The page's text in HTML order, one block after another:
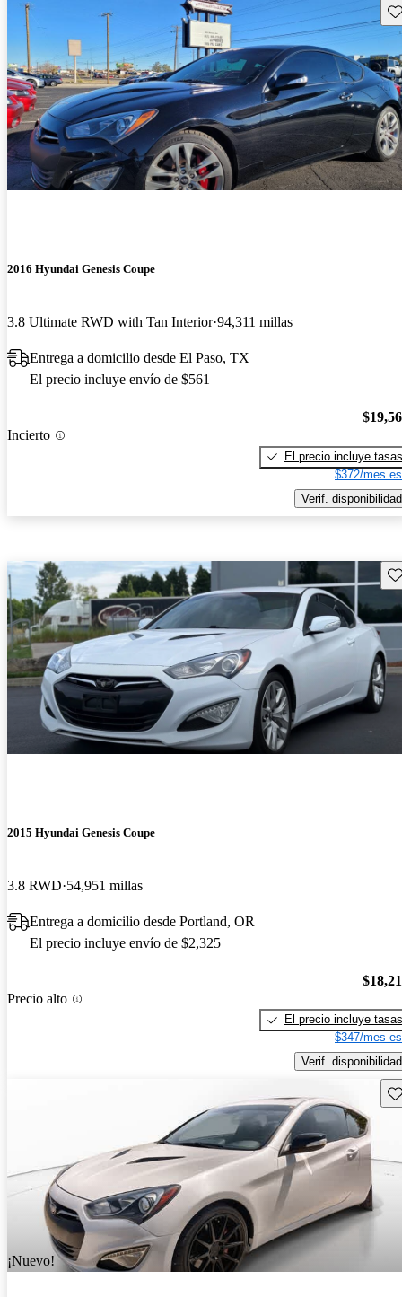
2016 Hyundai Genesis Coupe
3.8 Ultimate RWD with Tan Interior 94,311 millas
Entrega a domicilio desde El Paso, TX
El precio incluye envío de $561
Incierto
El precio incluye tasas
$372/mes
Verif. disponibilidad
2015 Hyundai Genesis Coupe
3.8 RWD 54,951 millas
Entrega a domicilio desde Portland, OR
El precio incluye envío de $2,325
Precio alto
El precio incluye tasas
$347/mes
Verif. disponibilidad
¡Nuevo!